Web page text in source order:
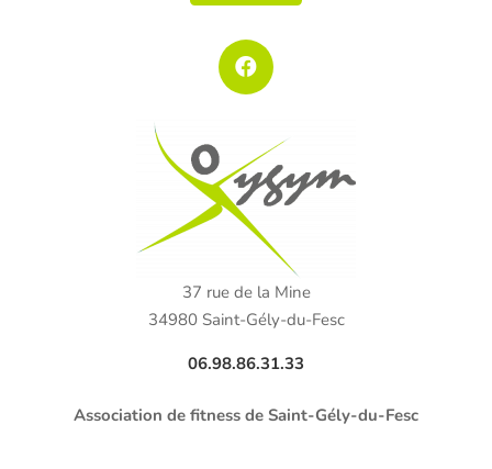
37 rue de la Mine
34980 Saint-Gély-du-Fesc
06.98.86.31.33
Association de fitness de Saint-Gély-du-Fesc